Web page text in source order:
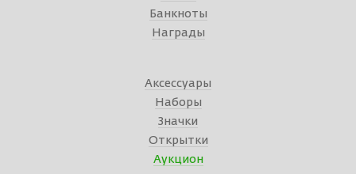
Банкноты
Награды
Аксессуары
Наборы
Значки
Открытки
Аукцион